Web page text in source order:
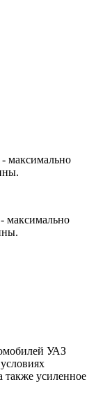
максимально
максимально
УАЗ
усиленное